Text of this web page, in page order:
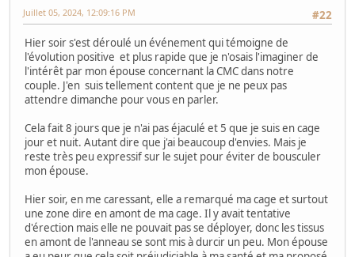
#22
Juillet 05, 2024, 12:09:16 PM
Hier soir s'est déroulé un événement qui témoigne de
l'évolution positive et plus rapide que je n'osais l'imaginer de
l'intérêt par mon épouse concernant la CMC dans notre
couple. J'en suis tellement content que je ne peux pas
attendre dimanche pour vous en parler.
Cela fait 8 jours que je n'ai pas éjaculé et 5 que je suis en cage
jour et nuit. Autant dire que j'ai beaucoup d'envies. Mais je
reste très peu expressif sur le sujet pour éviter de bousculer
mon épouse.
Hier soir, en me caressant, elle a remarqué ma cage et surtout
une zone dire en amont de ma cage. Il y avait tentative
d'érection mais elle ne pouvait pas se déployer, donc les tissus
en amont de l'anneau se sont mis à durcir un peu. Mon épouse